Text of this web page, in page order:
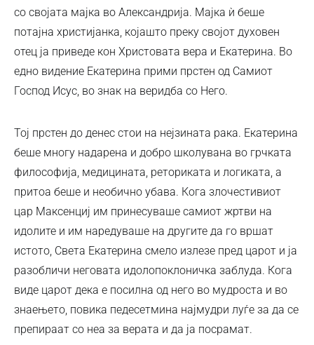
со својата мајка во Александрија. Мајка ѝ беше
потајна христијанка, којашто преку својот духовен
отец ја приведе кон Христовата вера и Екатерина. Во
едно видение Екатерина прими прстен од Самиот
Господ Исус, во знак на веридба со Него.
Тој прстен до денес стои на нејзината рака. Екатерина
беше многу надарена и добро школувана во грчката
философија, медицината, реториката и логиката, а
притоа беше и необично убава. Кога злочестивиот
цар Максенциј им принесуваше самиот жртви на
идолите и им наредуваше на другите да го вршат
истото, Света Екатерина смело излезе пред царот и ја
разобличи неговата идолопоклоничка заблуда. Кога
виде царот дека е посилна од него во мудроста и во
знаењето, повика педесетмина најмудри луѓе за да се
препираат со неа за верата и да ја посрамат.